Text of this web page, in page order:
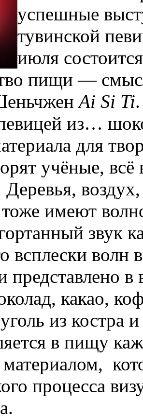
успешные
тувинской
июля
пищи —
Ai Si Ti
из…
для
учёные,
Деревья,
имеют
звук
всплески волн
представлено
какао,
из костра
в пищу
материалом,
процесса